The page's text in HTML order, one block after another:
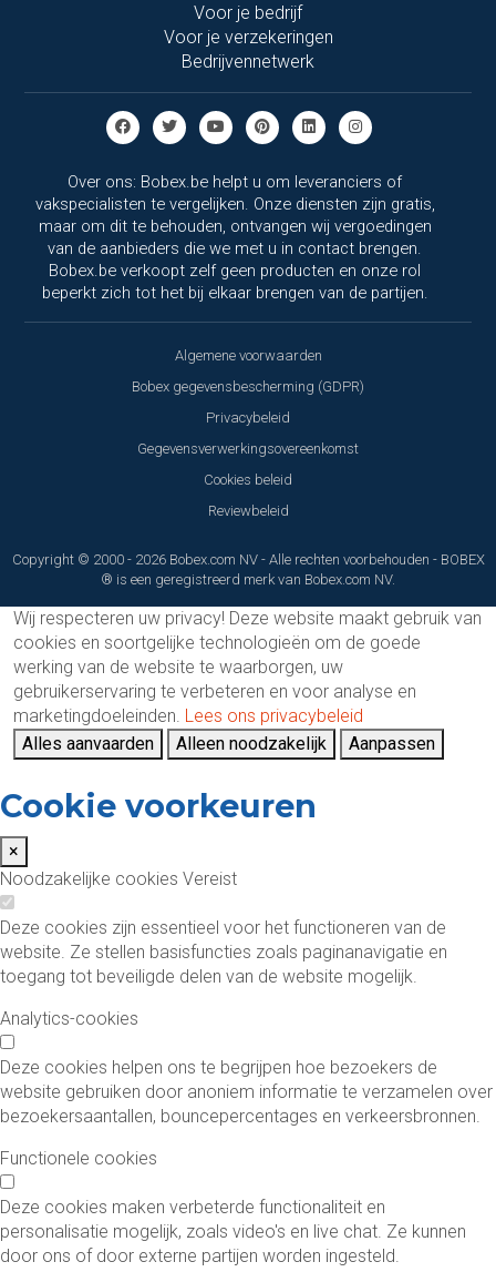
Voor je bedrijf
Voor je verzekeringen
Bedrijvennetwerk
Over ons: Bobex.be helpt u om leveranciers of
vakspecialisten te vergelijken. Onze diensten zijn gratis,
maar om dit te behouden, ontvangen wij vergoedingen
van de aanbieders die we met u in contact brengen.
Bobex.be verkoopt zelf geen producten en onze rol
beperkt zich tot het bij elkaar brengen van de partijen.
Algemene voorwaarden
Bobex gegevensbescherming (GDPR)
Privacybeleid
Gegevensverwerkingsovereenkomst
Cookies beleid
Reviewbeleid
Copyright © 2000 - 2026 Bobex.com NV - Alle rechten voorbehouden - BOBEX
® is een geregistreerd merk van Bobex.com NV.
Wij respecteren uw privacy! Deze website maakt gebruik van
cookies en soortgelijke technologieën om de goede
werking van de website te waarborgen, uw
gebruikerservaring te verbeteren en voor analyse en
marketingdoeleinden. Lees ons privacybeleid
Alles aanvaarden
Alleen noodzakelijk Aanpassen
Cookie voorkeuren
×
Noodzakelijke cookies Vereist
Deze cookies zijn essentieel voor het functioneren van de
website. Ze stellen basisfuncties zoals paginanavigatie en
toegang tot beveiligde delen van de website mogelijk.
Analytics-cookies
Deze cookies helpen ons te begrijpen hoe bezoekers de
website gebruiken door anoniem informatie te verzamelen over
bezoekersaantallen, bouncepercentages en verkeersbronnen.
Functionele cookies
Deze cookies maken verbeterde functionaliteit en
personalisatie mogelijk, zoals video's en live chat. Ze kunnen
door ons of door externe partijen worden ingesteld.